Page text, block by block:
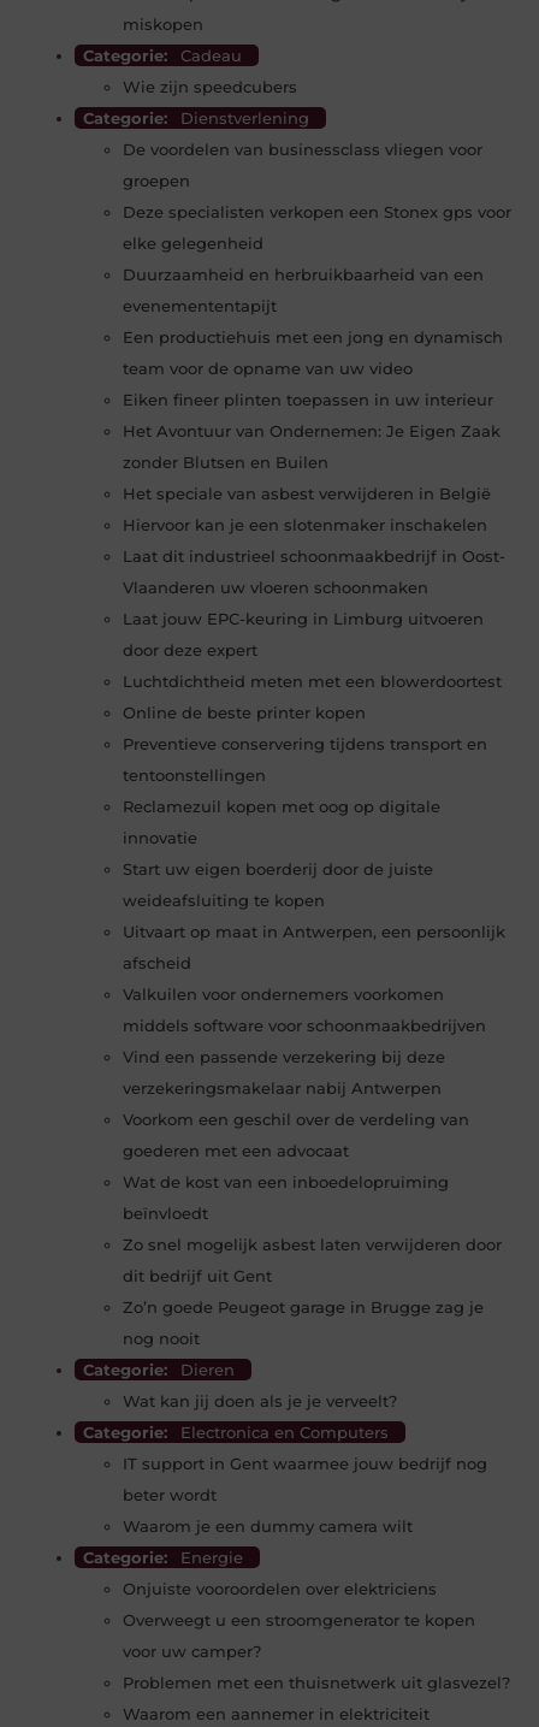
miskopen
Categorie:
Cadeau
Wie zijn speedcubers
Categorie:
Dienstverlening
De voordelen van businessclass vliegen voor
groepen
Deze specialisten verkopen een Stonex gps voor
elke gelegenheid
Duurzaamheid en herbruikbaarheid van een
evenemententapijt
Een productiehuis met een jong en dynamisch
team voor de opname van uw video
Eiken fineer plinten toepassen in uw interieur
Het Avontuur van Ondernemen: Je Eigen Zaak
zonder Blutsen en Builen
Het speciale van asbest verwijderen in België
Hiervoor kan je een slotenmaker inschakelen
Laat dit industrieel schoonmaakbedrijf in Oost-
Vlaanderen uw vloeren schoonmaken
Laat jouw EPC-keuring in Limburg uitvoeren
door deze expert
Luchtdichtheid meten met een blowerdoortest
Online de beste printer kopen
Preventieve conservering tijdens transport en
tentoonstellingen
Reclamezuil kopen met oog op digitale
innovatie
Start uw eigen boerderij door de juiste
weideafsluiting te kopen
Uitvaart op maat in Antwerpen, een persoonlijk
afscheid
Valkuilen voor ondernemers voorkomen
middels software voor schoonmaakbedrijven
Vind een passende verzekering bij deze
verzekeringsmakelaar nabij Antwerpen
Voorkom een geschil over de verdeling van
goederen met een advocaat
Wat de kost van een inboedelopruiming
beïnvloedt
Zo snel mogelijk asbest laten verwijderen door
dit bedrijf uit Gent
Zo’n goede Peugeot garage in Brugge zag je
nog nooit
Categorie:
Dieren
Wat kan jij doen als je je verveelt?
Categorie:
Electronica en Computers
IT support in Gent waarmee jouw bedrijf nog
beter wordt
Waarom je een dummy camera wilt
Categorie:
Energie
Onjuiste vooroordelen over elektriciens
Overweegt u een stroomgenerator te kopen
voor uw camper?
Problemen met een thuisnetwerk uit glasvezel?
Waarom een aannemer in elektriciteit